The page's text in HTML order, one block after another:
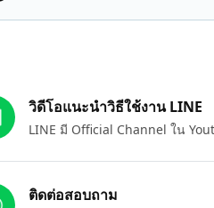
วิดีโอแนะนำวิธีใช้งาน LINE
LINE มี Official Channel ใน
ติดต่อสอบถาม